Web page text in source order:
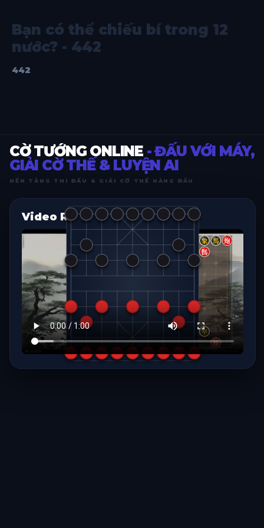
Bạn có thể chiếu bí trong 12
nước? - 442
442
CỜ TƯỚNG ONLINE - ĐẤU VỚI MÁY,
GIẢI CỜ THẾ & LUYỆN AI
NỀN TẢNG THI ĐẤU & GIẢI CỜ THẾ HÀNG ĐẦU
Video Replay